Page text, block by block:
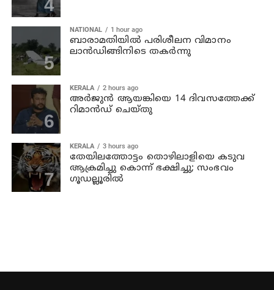
NATIONAL 1 hour ago
ബാരാമതിയില്‍ പരിശീലന വിമാനം
ലാന്‍ഡിങ്ങിനിടെ തകര്‍ന്നു
KERALA 2 hours ago
അര്‍ജുന്‍ ആയങ്കിയെ 14 ദിവസത്തേക്ക്
റിമാൻഡ് ചെയ്തു
KERALA 3 hours ago
തേയിലത്തോട്ടം തൊഴിലാളിയെ കടുവ
ആക്രമിച്ചു കൊന്ന് ഭക്ഷിച്ചു; സംഭവം
ഗൂഡല്ലൂരില്‍